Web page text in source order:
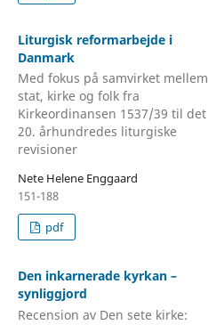
Liturgisk reformarbejde i
Danmark
Med fokus på samvirket mellem
stat, kirke og folk fra
Kirkeordinansen 1537/39 til det
20. århundredes liturgiske
revisioner
Nete Helene Enggaard
151-188
pdf
Den inkarnerade kyrkan –
synliggjord
Recension av Den sete kirke: